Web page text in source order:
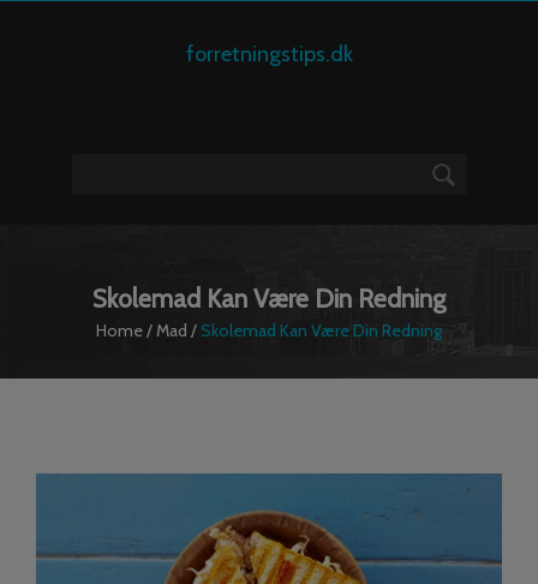
forretningstips.dk
Skolemad Kan Være Din Redning
Home/ Mad / Skolemad Kan Være Din Redning